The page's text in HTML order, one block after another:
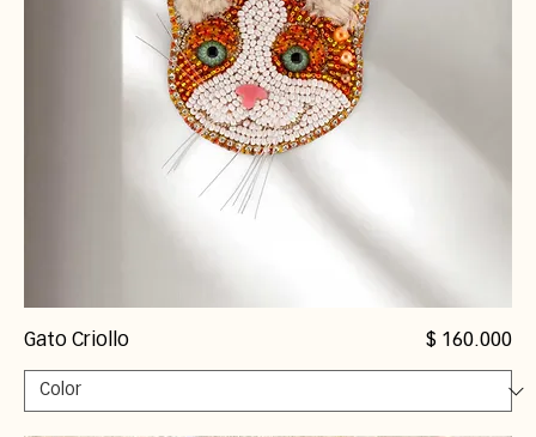
Gato Criollo Precio
$ 160.000